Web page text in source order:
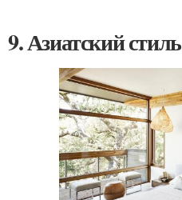
9. Азиатский стиль